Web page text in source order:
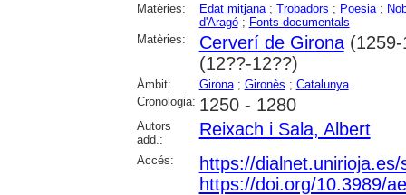
Matèries: Edat mitjana; Trobadors ; Poesia;
d'Aragó; Fonts documentals
Matèries:
Cerverí de Girona
(12??-12??)
Àmbit: Girona; Gironès ; Catalunya
Cronologia: 1250 - 1280
Autors
add.:
Reixach i Sala, Albert
Accés:
https://
https://doi.org/10.3989/